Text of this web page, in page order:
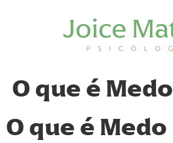
O que é Medo
O que é Medo